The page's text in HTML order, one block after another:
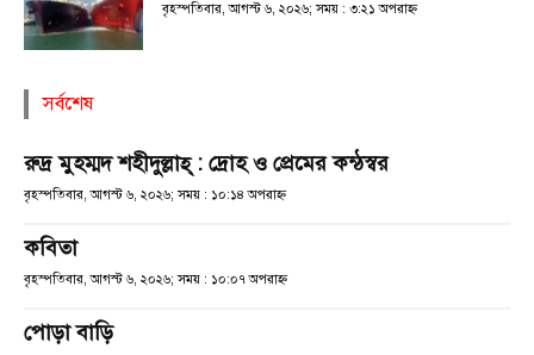
বৃহস্পতিবার, আগস্ট ৬, ২০২৬; সময় : ৩:২১ অপরাহ্ণ
সর্বশেষ
রুদ্র মুহম্মদ শহীদুল্লাহ্ : দ্রোহ ও প্রেমের কন্ঠস্বর
বৃহস্পতিবার, আগস্ট ৬, ২০২৬; সময় : ১০:১৪ অপরাহ্ণ
কবিতা
বৃহস্পতিবার, আগস্ট ৬, ২০২৬; সময় : ১০:০৭ অপরাহ্ণ
পোড়া বাড়ি